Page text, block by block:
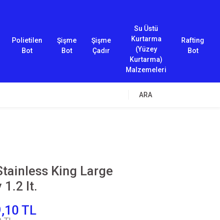
Polietilen
Bot
Şişme
Bot
Şişme
Çadır
Su Üstü
Kurtarma
(Yüzey
Kurtarma)
Malzemeleri
Rafting
Bot
ARA
King Large
1.2 lt.
TL